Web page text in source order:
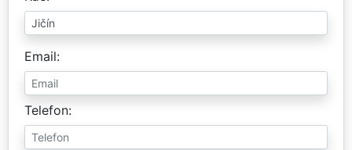
Email
Telefon